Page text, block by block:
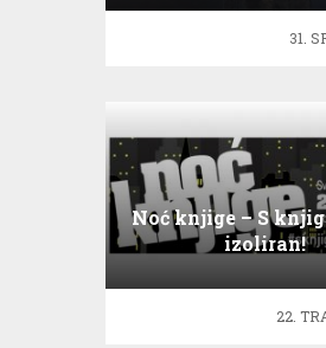
31.
Noć knjige – S
izoliran!
22.